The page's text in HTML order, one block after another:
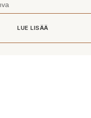
LUE LISÄÄ